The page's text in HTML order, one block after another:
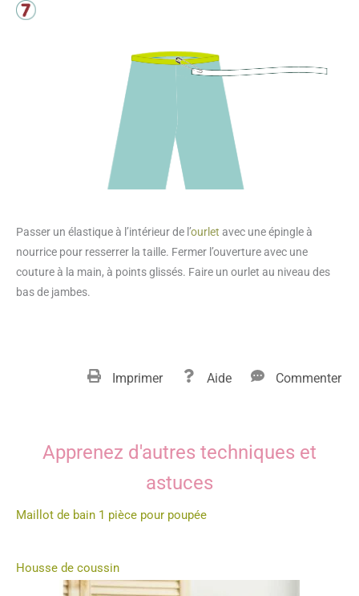
Passer un élastique à l’intérieur de l’ourlet avec une épingle à
nourrice pour resserrer la taille. Fermer l’ouverture avec une
couture à la main, à points glissés. Faire un ourlet au niveau des
bas de jambes.
Imprimer Aide Commenter
Apprenez d'autres techniques et
astuces
Maillot de bain 1 pièce pour poupée
Housse de coussin